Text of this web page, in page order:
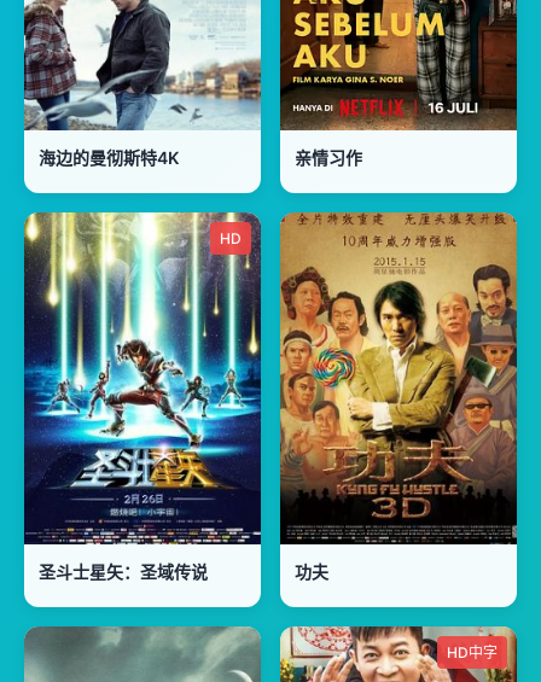
海边的曼彻斯特4K 亲情习作
HD
圣斗士星矢：圣域传说 功夫
HD中字